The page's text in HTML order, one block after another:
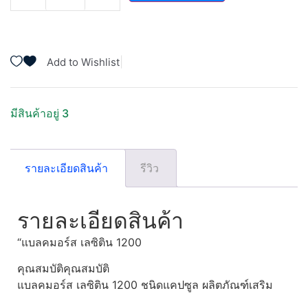
Add to Wishlist
มีสินค้าอยู่ 3
รายละเอียดสินค้า รีวิว
รายละเอียดสินค้า
“แบลคมอร์ส เลซิติน 1200
คุณสมบัติคุณสมบัติ
แบลคมอร์ส เลซิติน 1200 ชนิดแคปซูล ผลิตภัณฑ์เสริม